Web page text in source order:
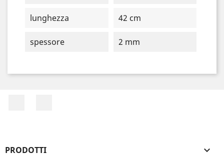
lunghezza 42 cm
spessore 2 mm
PRODOTTI 